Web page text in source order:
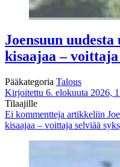
Joensuun
kisaajaa –
Pääkategoria Talous
Kirjoitettu 6. elokuuta 2026,
Tilaajille
Ei kommentteja artikkeliin
kisaajaa – voittaja selviää